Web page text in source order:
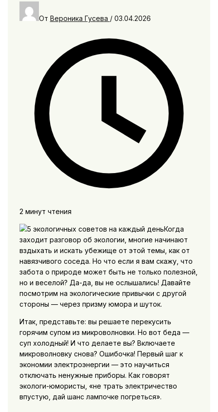
От Вероника Гусева / 03.04.2026
2 минут чтения
Когда
заходит разговор об экологии, многие начинают
вздыхать и искать убежище от этой темы, как от
навязчивого соседа. Но что если я вам скажу, что
забота о природе может быть не только полезной,
но и веселой? Да-да, вы не ослышались! Давайте
посмотрим на экологические привычки с другой
стороны — через призму юмора и шуток.
Итак, представьте: вы решаете перекусить
горячим супом из микроволновки. Но вот беда —
суп холодный! И что делаете вы? Включаете
микроволновку снова? Ошибочка! Первый шаг к
экономии электроэнергии — это научиться
отключать ненужные приборы. Как говорят
экологи-юмористы, «не трать электричество
впустую, дай шанс лампочке погреться».